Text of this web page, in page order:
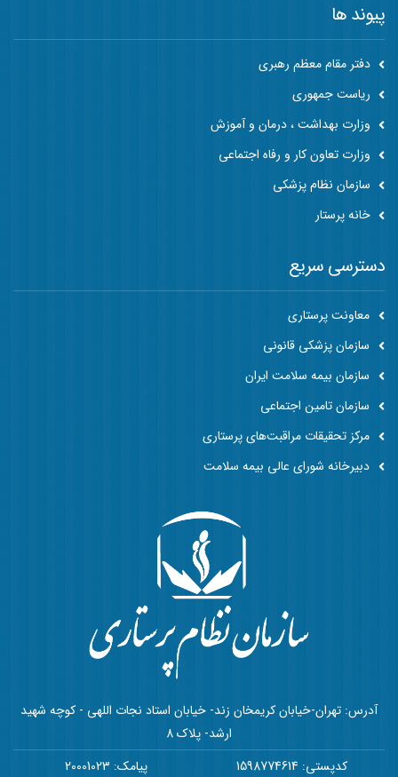
پیوند ها
دفتر مقام معظم رهبری
ریاست جمهوری
وزارت بهداشت ، درمان و آموزش
وزارت تعاون کار و رفاه اجتماعی
سازمان نظام پزشکی
خانه پرستار
آدرس: تهران-خیابان کریمخان زند- خیابان استاد نجات اللهی - کوچه شهید
ارشد- پلاک 8
کدپستی: 1598774614
پیامک: 20001023
دسترسی سریع
معاونت پرستاری
سازمان پزشکی قانونی
سازمان بیمه سلامت ایران
سازمان تامین اجتماعی
مرکز تحقیقات مراقبت‌های پرستاری
دبیرخانه شورای عالی بیمه سلامت